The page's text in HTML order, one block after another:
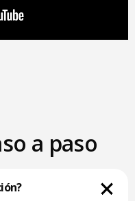
a paso